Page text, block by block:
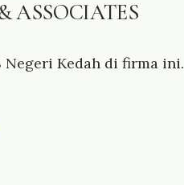
ASSOCIATES
Negeri Kedah di firma ini.